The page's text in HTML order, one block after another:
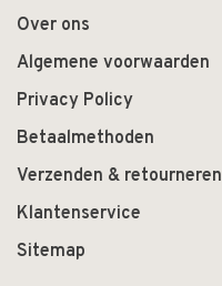
Over ons
Algemene voorwaarden
Privacy Policy
Betaalmethoden
Verzenden & retourneren
Klantenservice
Sitemap